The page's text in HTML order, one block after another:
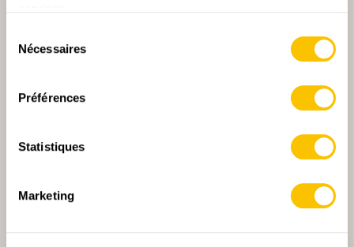
Nécessaires
Préférences
Statistiques
MarketingPARTENAIRE PRINCIPALE ET PARTENAIRE DE TRANSPORT